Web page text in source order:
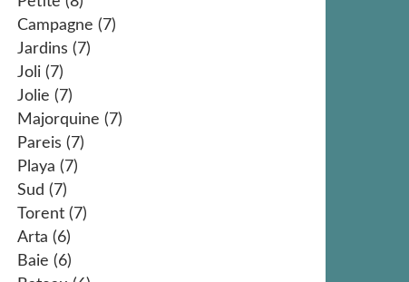
Campagne (7)
Jardins (7)
Joli (7)
Jolie (7)
Majorquine (7)
Pareis (7)
Playa (7)
Sud (7)
Torent (7)
Arta (6)
Baie (6)